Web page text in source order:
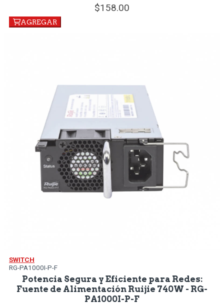
158.00
AGREGAR
SWITCH
RG-PA1000I-P-F
Potencia Segura y Eficiente para Redes:
Fuente de Alimentación Ruijie 740W - RG-
PA1000I-P-F